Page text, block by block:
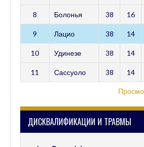
8 Болонья 38 16
9 Лацио 38 14
10 Удинезе 38 14
11 Сассуоло 38 14
ДИСКВАЛИФИКАЦИИ И ТРАВМЫ